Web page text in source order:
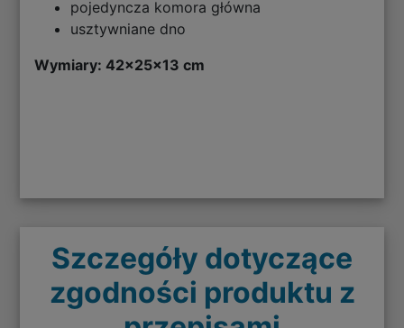
pojedyncza komora główna
usztywniane dno
Wymiary: 42x25x13 cm
Szczegóły dotyczące
zgodności produktu z